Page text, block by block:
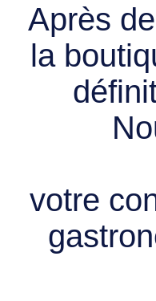
Après
la
votre